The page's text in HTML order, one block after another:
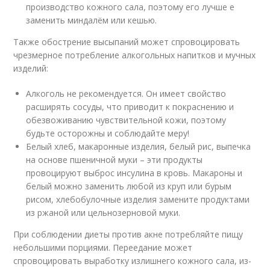
производство кожного сала, поэтому его лучше е
заменить миндалём или кешью.
Также обострение высыпаний может спровоцировать
чрезмерное потребление алкогольных напитков и мучных
изделий:
Алкоголь не рекомендуется. Он имеет свойство
расширять сосуды, что приводит к покраснению и
обезвоживанию чувствительной кожи, поэтому
будьте осторожны и соблюдайте меру!
Белый хлеб, макаронные изделия, белый рис, выпечка
на основе пшеничной муки – эти продукты
провоцируют выброс инсулина в кровь. Макароны и
белый можно заменить любой из круп или бурым
рисом, хлебобулочные изделия замените продуктами
из ржаной или цельнозерновой муки.
При соблюдении диеты против акне потребляйте пищу
небольшими порциями. Переедание может
спровоцировать выработку излишнего кожного сала, из-